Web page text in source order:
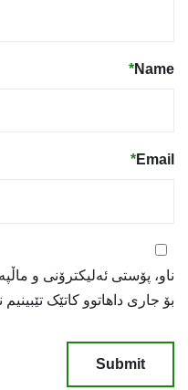
Name
*
Email
*
ناو، پۆستی ئەلیکترۆنی و
بۆ جاری داهاتوو کاتێک